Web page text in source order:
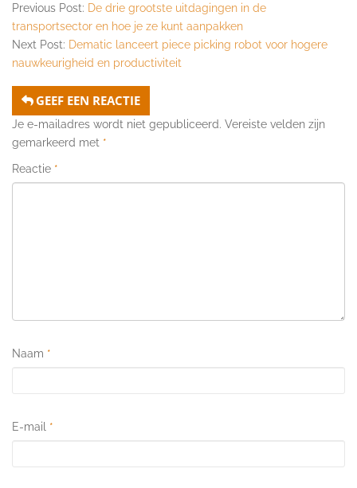
Previous Post: De drie grootste uitdagingen in de
transportsector en hoe je ze kunt aanpakken
Next Post: Dematic lanceert piece picking robot voor hogere
nauwkeurigheid en productiviteit
GEEF EEN REACTIE
Je e-mailadres wordt niet gepubliceerd. Vereiste velden zijn
gemarkeerd met *
Reactie *
Naam *
E-mail *